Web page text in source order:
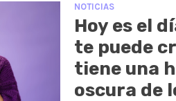
NOTICIAS
Hoy es el
te puede
tiene una
oscura de